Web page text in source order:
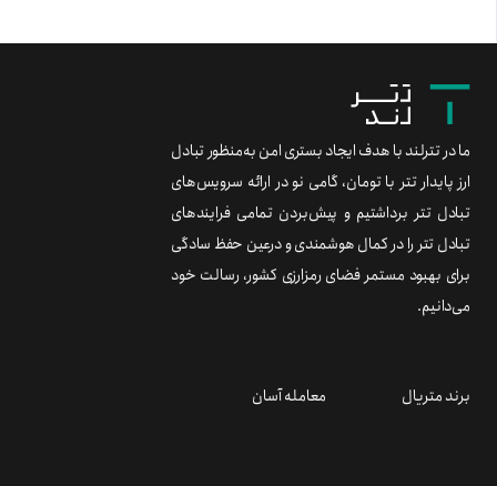
ما در تترلند با هدف ایجاد بستری امن به‌منظور تبادل
ارز پایدار تتر با تومان، گامی نو در ارائه سرویس‌های
تبادل تتر برداشتیم و پیش‌بردن تمامی فرایندهای
تبادل تتر را در کمال هوشمندی و درعین حفظ سادگی
برای بهبود مستمر فضای رمزارزی کشور، رسالت خود
می‌دانیم.
برند متریال معامله آسان